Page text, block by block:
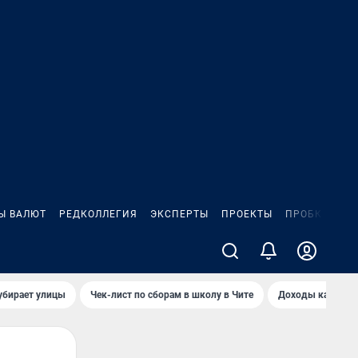
ВАЛЮТ РЕДКОЛЛЕГИЯ ЭКСПЕРТЫ ПРОЕКТЫ ПРОБКИ
улицы Чек-лист по сборам в школу в Чите Доходы